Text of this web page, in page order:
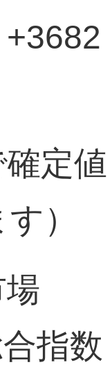
確定
）
指